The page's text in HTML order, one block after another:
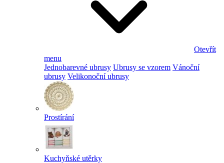
Otevřít
menu
Jednobarevné ubrusy Ubrusy se vzorem Vánoční
ubrusy Velikonoční ubrusy
Prostírání
Kuchyňské utěrky